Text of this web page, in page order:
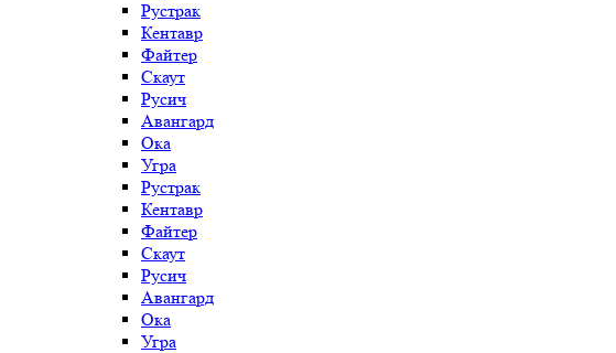
Рустрак
Кентавр
Файтер
Скаут
Русич
Авангард
Ока
Угра
Рустрак
Кентавр
Файтер
Скаут
Русич
Авангард
Ока
Угра